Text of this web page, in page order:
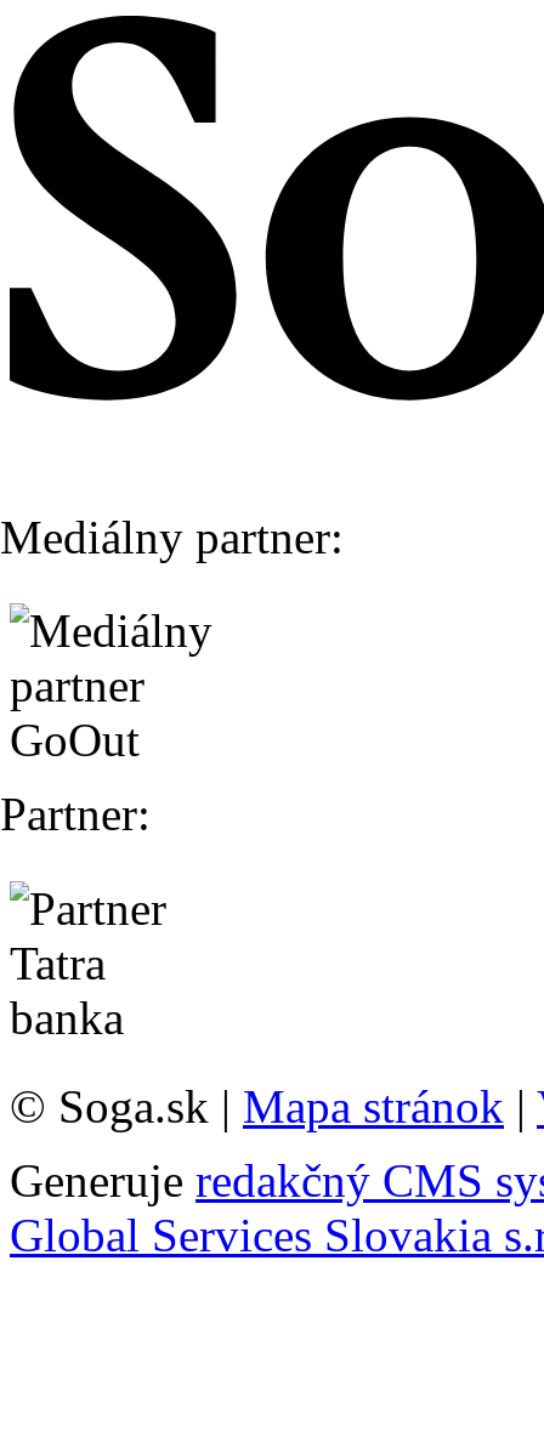
Mediálny partner:
Partner:
© Soga.sk | Mapa stránok |
Generuje redakčný CMS
Global Services Slovakia